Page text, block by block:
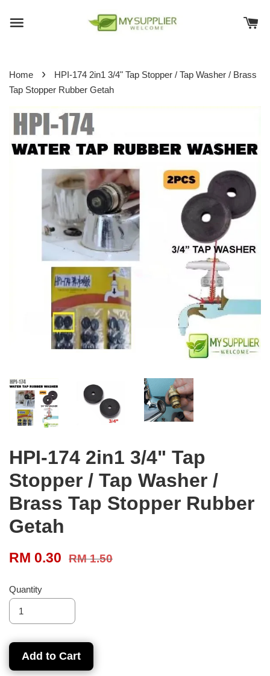
Home ›
HPI-174 2in1 3/4" Tap Stopper / Tap Washer / Brass
Tap Stopper Rubber Getah
HPI-174 2in1 3/4" Tap
Stopper / Tap Washer /
Brass Tap Stopper Rubber
Getah
RM 0.30 RM 1.50
Quantity
Add to Cart